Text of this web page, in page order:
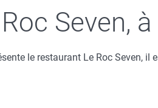
Seven,
le restaurant Le Roc Seven,